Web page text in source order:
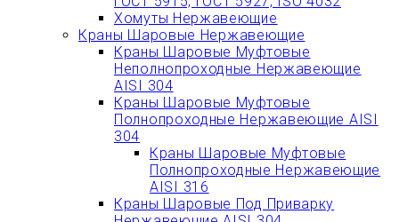
Хомуты Нержавеющие
Краны Шаровые Нержавеющие
Краны Шаровые Муфтовые
Неполнопроходные Нержавеющие
AISI 304
Краны Шаровые Муфтовые
Полнопроходные Нержавеющие AISI
304
Краны Шаровые Муфтовые
Полнопроходные Нержавеющие
AISI 316
Краны Шаровые Под Приварку